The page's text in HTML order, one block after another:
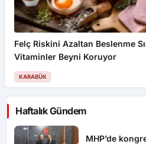
Felç Riskini Azaltan Beslenme
Vitaminler Beyni Koruyor
KARABÜK
Haftalık Gündem
MHP’de